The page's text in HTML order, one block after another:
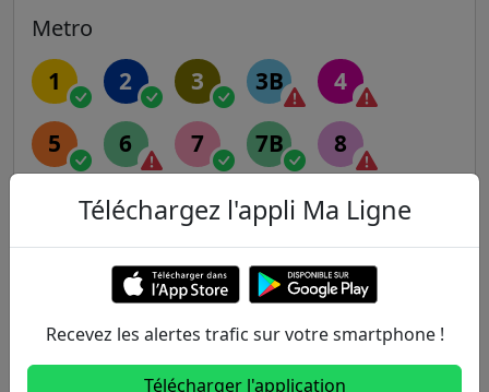
Metro
1 2 3 3B 4
5 6 7 7B 8
10 11 12 13
RER
Téléchargez l'appli Ma Ligne
Recevez les alertes trafic sur votre smartphone !
Télécharger l'application